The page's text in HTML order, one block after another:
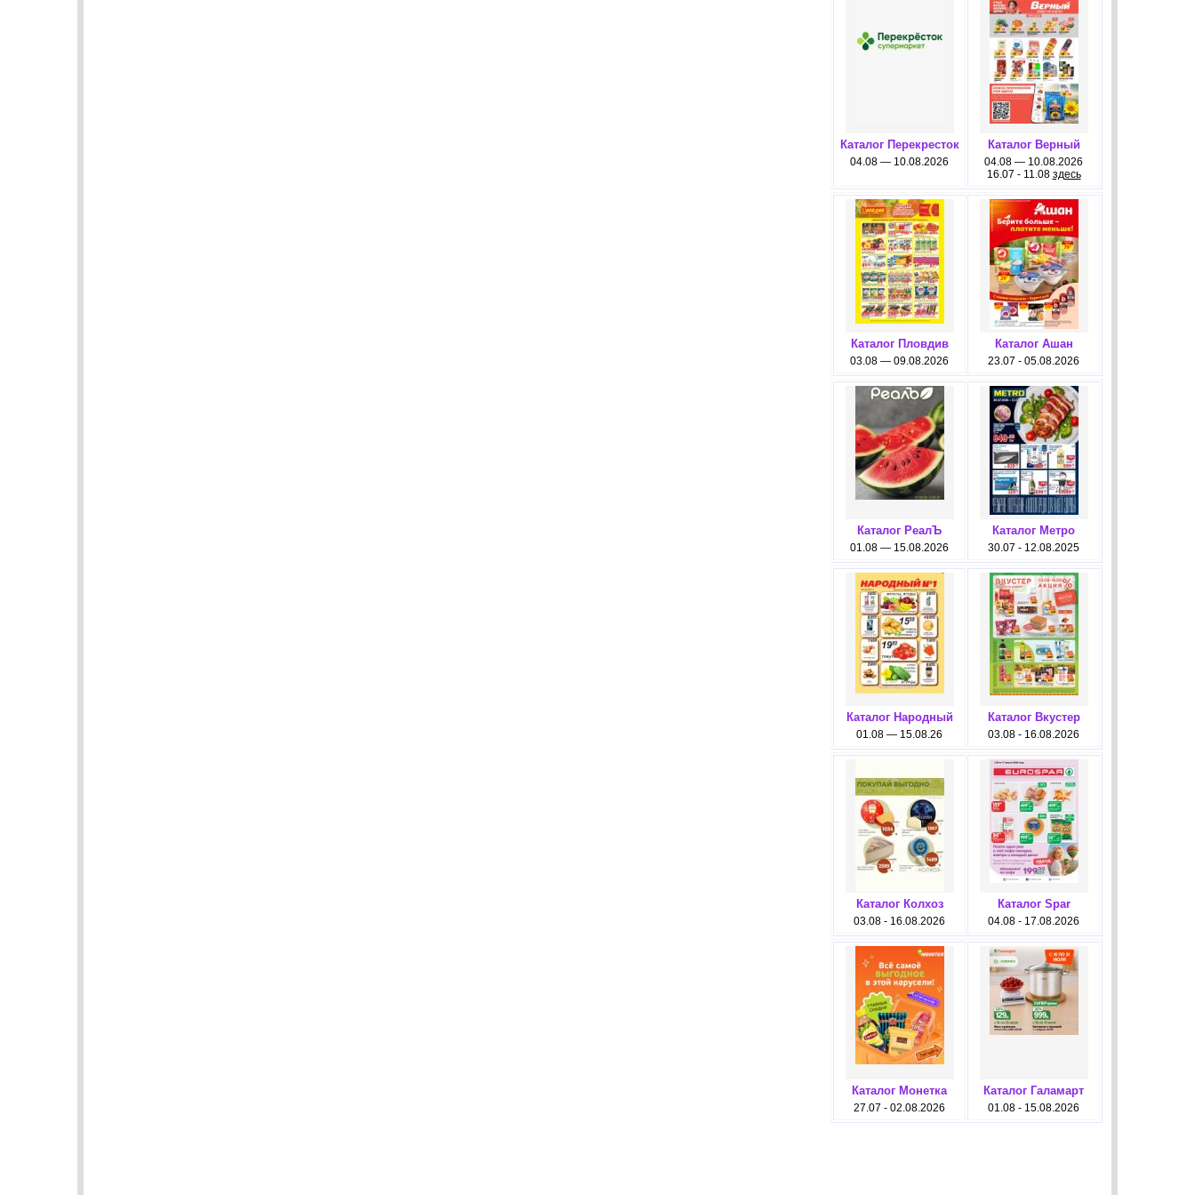
Каталог Перекресток
04.08 — 10.08.2026
Каталог Верный
04.08 — 10.08.2026
16.07 - 11.08 здесь
Каталог Пловдив
03.08 — 09.08.2026
Каталог Ашан
23.07 - 05.08.2026
Каталог РеалЪ
01.08 — 15.08.2026
Каталог Метро
30.07 - 12.08.2025
Каталог Народный
01.08 — 15.08.26
Каталог Вкустер
03.08 - 16.08.2026
Каталог Колхоз
03.08 - 16.08.2026
Каталог Spar
04.08 - 17.08.2026
Каталог Монетка
27.07 - 02.08.2026
Каталог Галамарт
01.08 - 15.08.2026